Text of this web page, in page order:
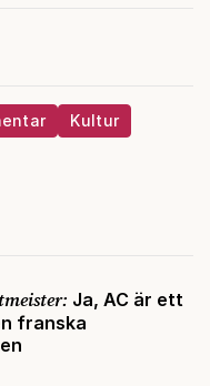
Kultur
Ja, AC är ett
franska